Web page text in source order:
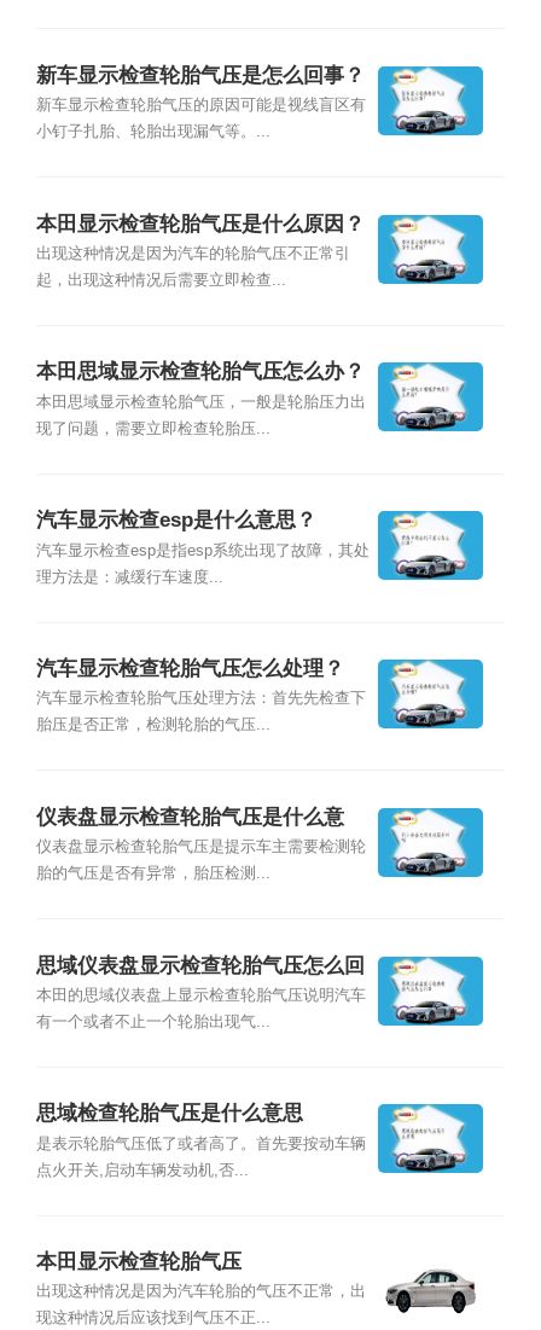
新车显示检查轮胎气压是怎么回事？
新车显示检查轮胎气压的原因可能是视线盲区有
小钉子扎胎、轮胎出现漏气等。...
本田显示检查轮胎气压是什么原因？
出现这种情况是因为汽车的轮胎气压不正常引
起，出现这种情况后需要立即检查...
本田思域显示检查轮胎气压怎么办？
本田思域显示检查轮胎气压，一般是轮胎压力出
现了问题，需要立即检查轮胎压...
汽车显示检查esp是什么意思？
汽车显示检查esp是指esp系统出现了故障，其处
理方法是：减缓行车速度...
汽车显示检查轮胎气压怎么处理？
汽车显示检查轮胎气压处理方法：首先先检查下
胎压是否正常，检测轮胎的气压...
仪表盘显示检查轮胎气压是什么意
思？
仪表盘显示检查轮胎气压是提示车主需要检测轮
胎的气压是否有异常，胎压检测...
思域仪表盘显示检查轮胎气压怎么回
事
本田的思域仪表盘上显示检查轮胎气压说明汽车
有一个或者不止一个轮胎出现气...
思域检查轮胎气压是什么意思
是表示轮胎气压低了或者高了。首先要按动车辆
点火开关,启动车辆发动机,否...
本田显示检查轮胎气压
出现这种情况是因为汽车轮胎的气压不正常，出
现这种情况后应该找到气压不正...